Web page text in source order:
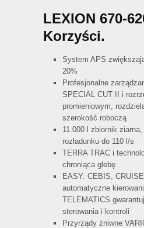
LEXION 670-
Korzyści.
System APS
20%
Profesjonalne
SPECIAL CUT II i
promieniowym,
szerokość roboczą
11.000 l zbiornik
rozładunku do 110 l/s
TERRA TRAC i
chroniąca glebę
EASY: CEBIS,
automatyczne
TELEMATICS
sterowania i kontroli
Przyrządy żniwne